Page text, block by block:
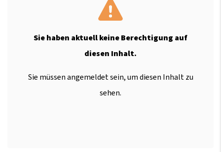
Sie haben aktuell keine Berechtigung auf
diesen Inhalt.
Sie müssen angemeldet sein, um diesen Inhalt zu
sehen.